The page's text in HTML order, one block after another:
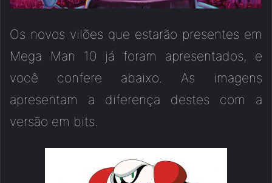
Os novos vilões que estarão presentes em
Mega Man 10 já foram apresentados, e
você confere abaixo. As imagens
apresentam a diferença destes com a
versão em bits.